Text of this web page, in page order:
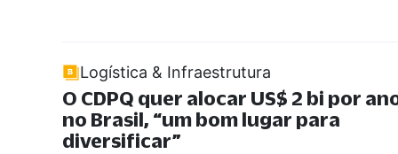
Logística & Infraestrutura
O CDPQ quer alocar US$ 2 bi por
no Brasil, “um bom lugar para
diversificar”